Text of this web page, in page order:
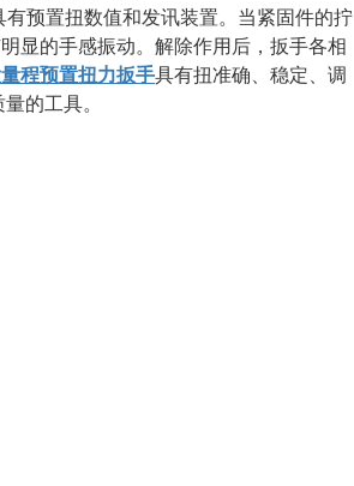
有预置扭数值和发讯装置。当紧固件的拧
显的手感振动。解除作用后，扳手各相
程预置扭力扳手具有扭准确、稳定、调
的工具。